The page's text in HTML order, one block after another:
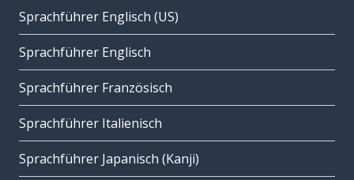
Sprachführer Englisch (US)
Sprachführer Englisch
Sprachführer Französisch
Sprachführer Italienisch
Sprachführer Japanisch (Kanji)